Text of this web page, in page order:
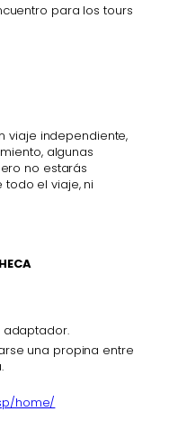
para los tours
viaje independiente,
algunas
no estarás
el viaje, ni
adaptador.
una propina entre
home/